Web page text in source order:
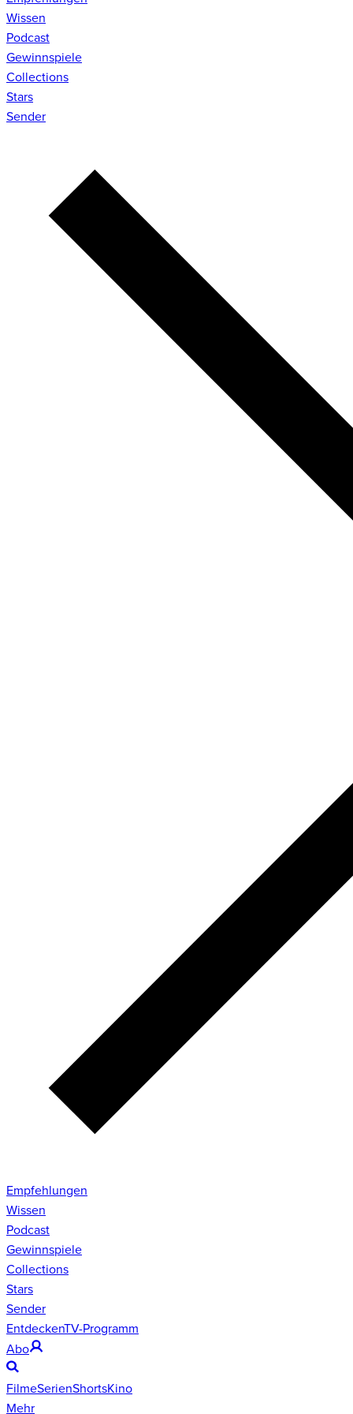
Wissen
Podcast
Gewinnspiele
Collections
Stars
Sender
Empfehlungen
Wissen
Podcast
Gewinnspiele
Collections
Stars
Sender
EntdeckenTV-Programm
Abo
FilmeSerienShortsKino
Mehr